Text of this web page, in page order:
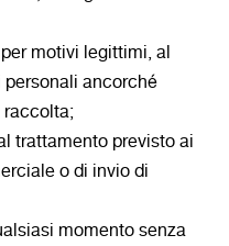
motivi legittimi, al
ancorché
trattamento previsto ai
o di invio di
momento senza